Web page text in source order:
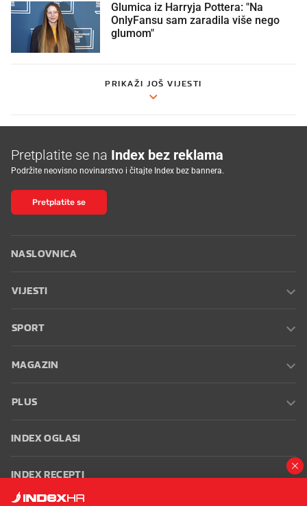
Glumica iz Harryja Pottera: "Na
OnlyFansu sam zaradila više nego
glumom"
PRIKAŽI JOŠ VIJESTI
Pretplatite se na Index bez reklama
Podržite neovisno novinarstvo i čitajte Index bez bannera.
Pretplatite se
NASLOVNICA
VIJESTI
SPORT
MAGAZIN
PLUS
INDEX OGLASI
INDEX RECEPTI